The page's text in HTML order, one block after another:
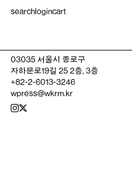
searchlogincart
03035 서울시 종로구
자하문로19길 25 2층, 3층
+82-2-6013-3246
wpress@wkrm.kr